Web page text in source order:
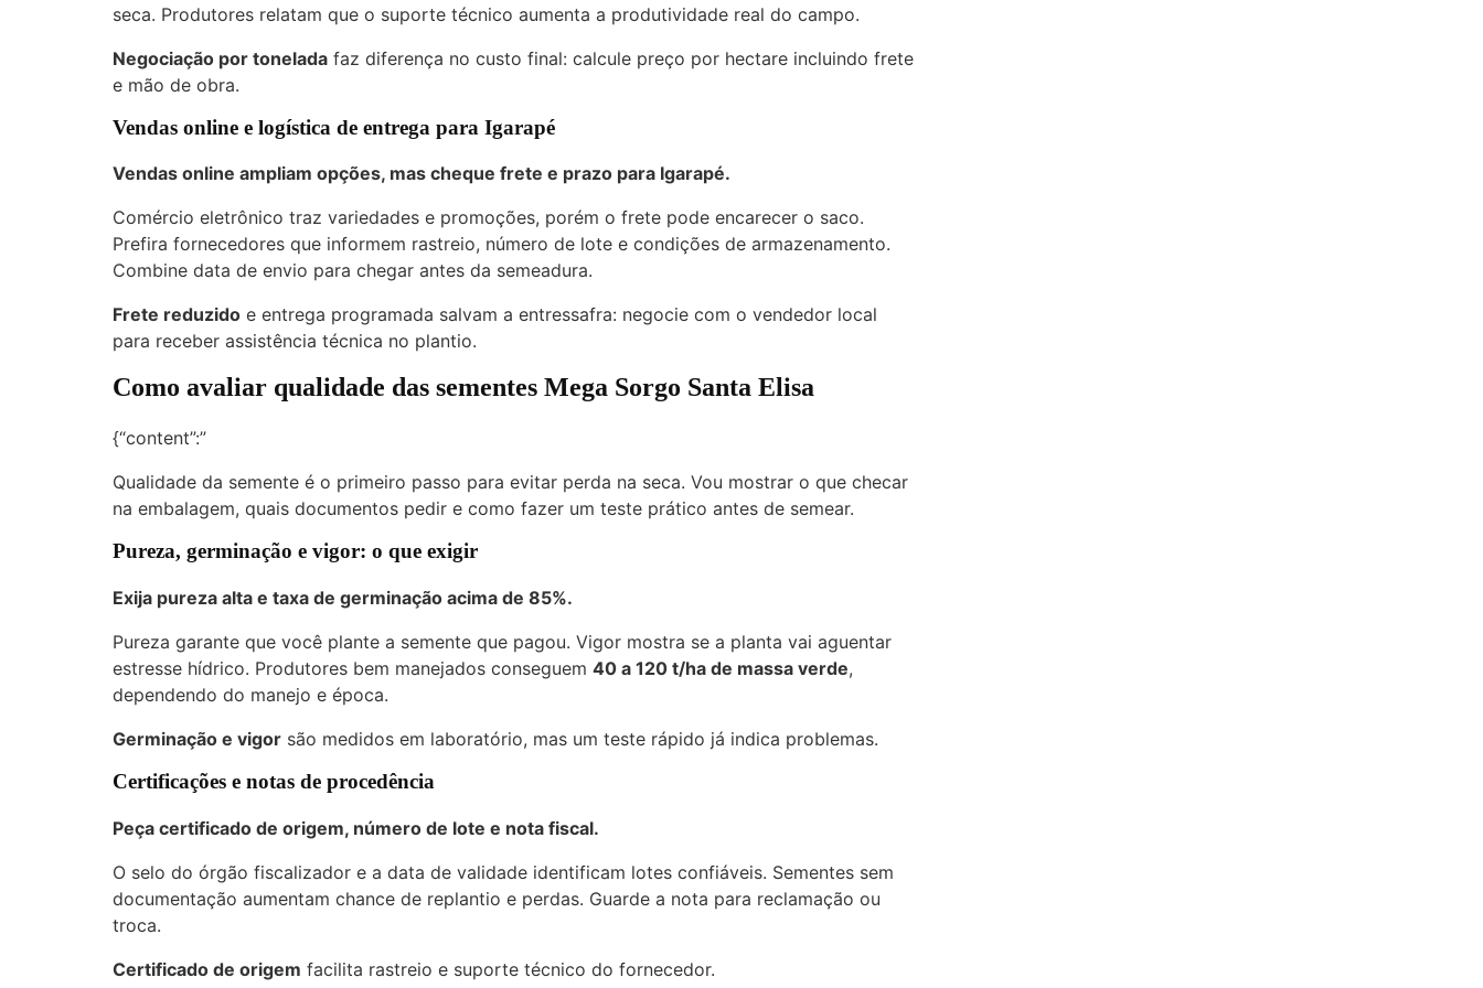
seca. Produtores relatam que o suporte técnico aumenta a produtividade real do campo.
Negociação por tonelada faz diferença no custo final: calcule preço por hectare incluindo frete
e mão de obra.
Vendas online e logística de entrega para Igarapé
Vendas online ampliam opções, mas cheque frete e prazo para Igarapé.
Comércio eletrônico traz variedades e promoções, porém o frete pode encarecer o saco.
Prefira fornecedores que informem rastreio, número de lote e condições de armazenamento.
Combine data de envio para chegar antes da semeadura.
Frete reduzido e entrega programada salvam a entressafra: negocie com o vendedor local
para receber assistência técnica no plantio.
Como avaliar qualidade das sementes Mega Sorgo Santa Elisa
{“content”:”
Qualidade da semente é o primeiro passo para evitar perda na seca. Vou mostrar o que checar
na embalagem, quais documentos pedir e como fazer um teste prático antes de semear.
Pureza, germinação e vigor: o que exigir
Exija pureza alta e taxa de germinação acima de 85%.
Pureza garante que você plante a semente que pagou. Vigor mostra se a planta vai aguentar
estresse hídrico. Produtores bem manejados conseguem 40 a 120 t/ha de massa verde,
dependendo do manejo e época.
Germinação e vigor são medidos em laboratório, mas um teste rápido já indica problemas.
Certificações e notas de procedência
Peça certificado de origem, número de lote e nota fiscal.
O selo do órgão fiscalizador e a data de validade identificam lotes confiáveis. Sementes sem
documentação aumentam chance de replantio e perdas. Guarde a nota para reclamação ou
troca.
Certificado de origem facilita rastreio e suporte técnico do fornecedor.